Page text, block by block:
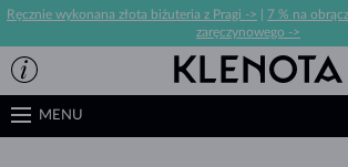
Ręcznie wykonana złota biżuteria z Pragi ->
7 % na
zaręczynowego ->
MENU